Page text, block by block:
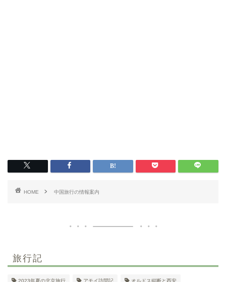
HOME 中国旅行の情報案内
旅行記
2023年夏の北京旅行 アモイ訪問記 オルドス縦断と西安